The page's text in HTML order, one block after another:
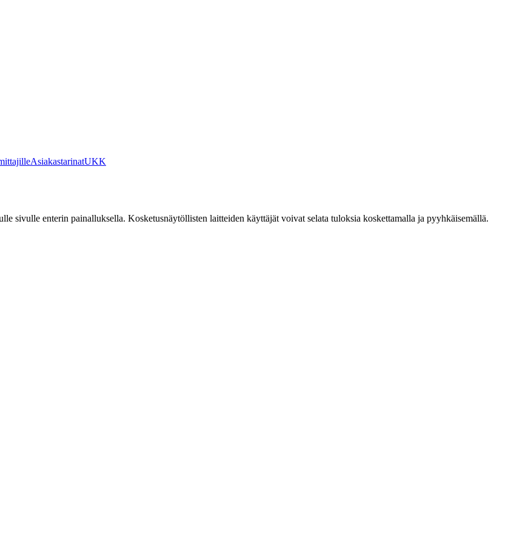
AsiakastarinatUKK
sivulle enterin painalluksella. Kosketusnäytöllisten laitteiden käyttäjät voivat selata tuloksia koskettamalla ja pyyhkäisemällä.